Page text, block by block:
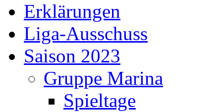
Erklärungen
Liga-Ausschuss
Saison 2023
Gruppe Marina
Spieltage